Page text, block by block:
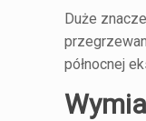
Duże
północnej